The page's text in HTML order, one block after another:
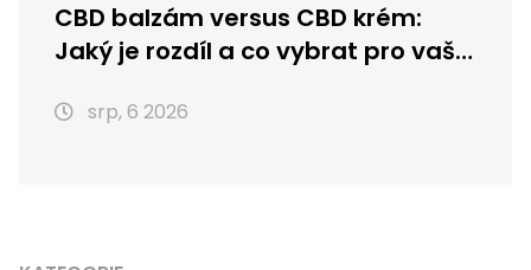
CBD balzám versus CBD krém:
Jaký je rozdíl a co vybrat pro vaši
srp, 6 2026